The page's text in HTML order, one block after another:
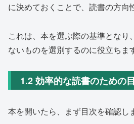
に決めておくことで、読書の方向
これは、本を選ぶ際の基準となり
ないものを選別するのに役立ちま
1.2 効率的な読書のための
本を開いたら、まず目次を確認し